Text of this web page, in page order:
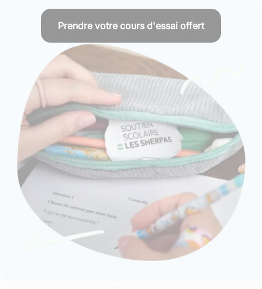
Prendre votre cours d'essai offert